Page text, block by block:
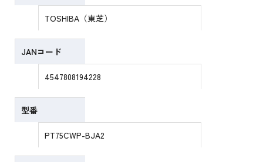
TOSHIBA（東芝）
JANコード
4547808194228
型番
PT75CWP-BJA2